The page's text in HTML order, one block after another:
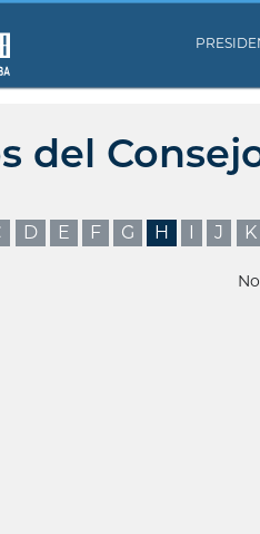
del
D E F G H I J K